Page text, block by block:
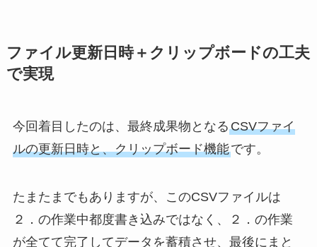
ファイル更新日時＋クリップボードの工夫
で実現
今回着目したのは、最終成果物となるCSVファイ
ルの更新日時と、クリップボード機能です。
たまたまでもありますが、このCSVファイルは
２．の作業中都度書き込みではなく、２．の作業
が全てて完了してデータを蓄積させ、最後にまと